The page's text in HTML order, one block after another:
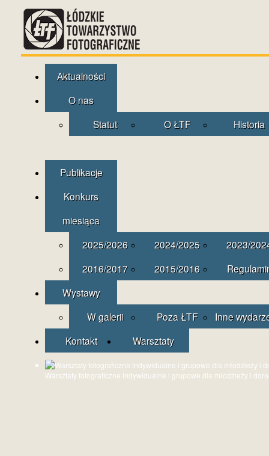
Aktualności
O nas
Statut
O ŁTF Historia
Publikacje
Konkurs
miesiąca
2025/2026
2024/2025
2023/
2016/2017
2015/2016
Wystawy
W galerii
Poza ŁTF
Inne
Kontakt
Warsztaty
Warsztaty fotograficzne indywidualne i grupowe dla młodzieży i